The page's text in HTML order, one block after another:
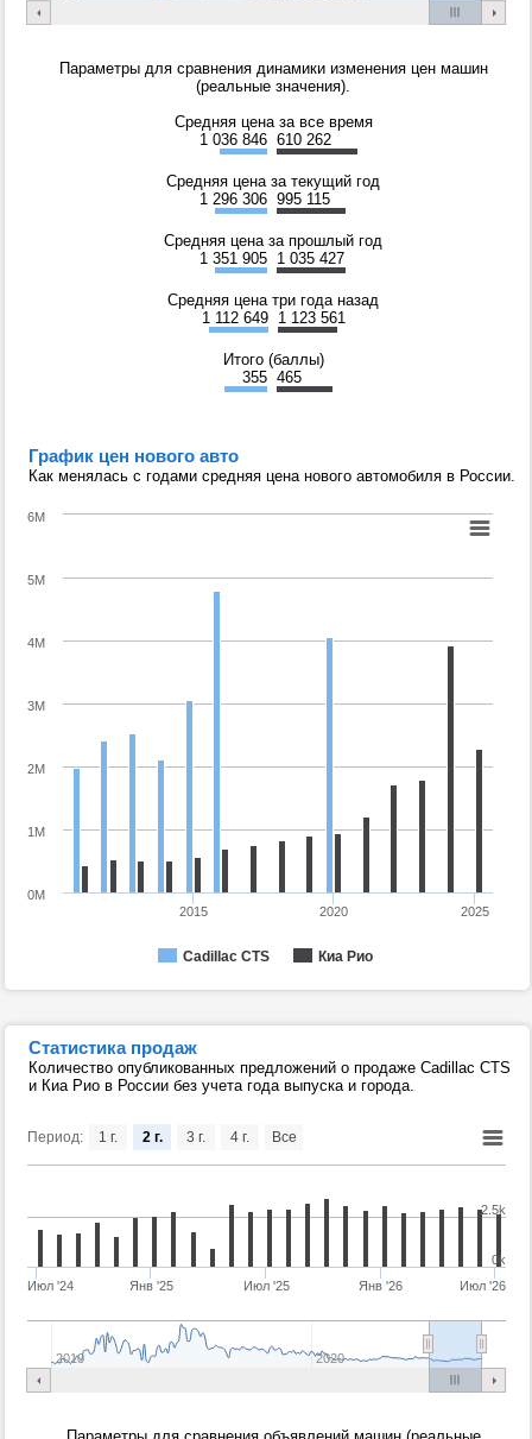
Параметры для сравнения динамики изменения цен машин
(реальные значения).
Средняя цена за все время
1 036 846 610 262
Средняя цена за текущий год
1 296 306 995 115
Средняя цена за прошлый год
1 351 905 1 035 427
Средняя цена три года назад
1 112 649 1 123 561
Итого (баллы)
355 465
График цен нового авто
Как менялась с годами средняя цена нового автомобиля в России.
Cadillac CTS Киа Рио
2015 2020 2025
0M
1M
2M
3M
4M
5M
6M
Статистика продаж
Количество опубликованных предложений о продаже Cadillac CTS
и Киа Рио в России без учета года выпуска и города.
Период:
Июл '24 Янв '25 Июл '25 Янв '26 Июл '26
2010 2020
0k
2.5k
1 г. 2 г. 3 г. 4 г. Все